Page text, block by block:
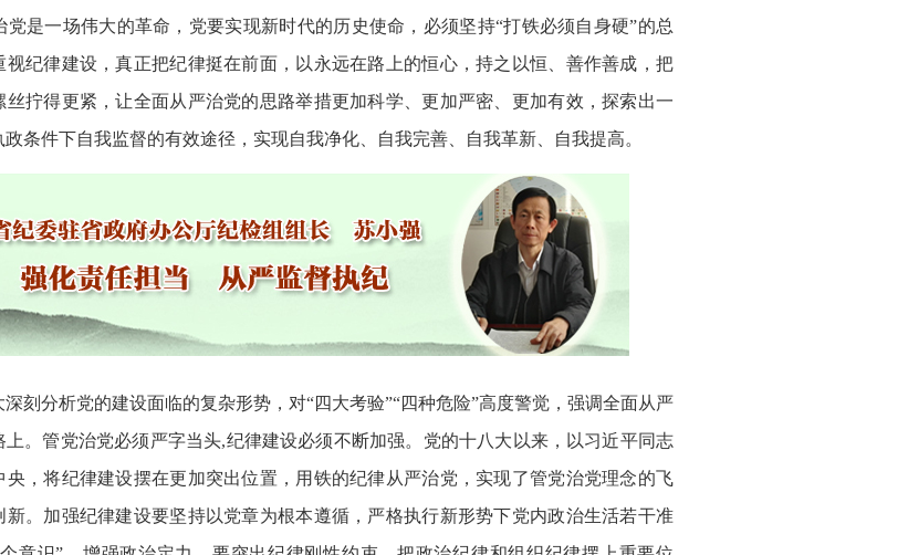
是一场伟大的革命，党要实现新时代的历史使命，必须坚持“打铁必须自身硬”的总
视纪律建设，真正把纪律挺在前面，以永远在路上的恒心，持之以恒、善作善成，把
丝拧得更紧，让全面从严治党的思路举措更加科学、更加严密、更加有效，探索出一
条件下自我监督的有效途径，实现自我净化、自我完善、自我革新、自我提高。
刻分析党的建设面临的复杂形势，对“四大考验”“四种危险”高度警觉，强调全面从严
上。管党治党必须严字当头,纪律建设必须不断加强。党的十八大以来，以习近平同志
央，将纪律建设摆在更加突出位置，用铁的纪律从严治党，实现了管党治党理念的飞
新。加强纪律建设要坚持以党章为根本遵循，严格执行新形势下党内政治生活若干准